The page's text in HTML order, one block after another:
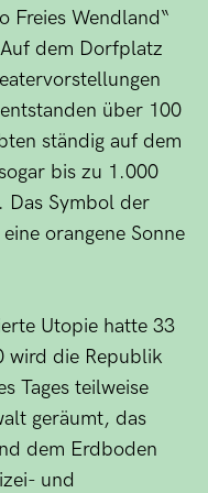
Freies Wendland“
dem Dorfplatz
über 100
ständig auf dem
bis zu 1.000
Das Symbol der
orangene Sonne
Utopie hatte 33
wird die Republik
Tages teilweise
geräumt, das
dem Erdboden
und